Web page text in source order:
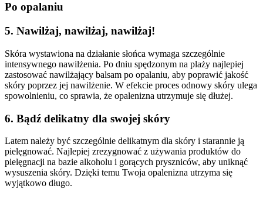
Po opalaniu
5. Nawilżaj, nawilżaj, nawilżaj!
Skóra wystawiona na działanie słońca wymaga szczególnie
intensywnego nawilżenia. Po dniu spędzonym na plaży najlepiej
zastosować nawilżający balsam po opalaniu, aby poprawić jakość
skóry poprzez jej nawilżenie. W efekcie proces odnowy skóry ulega
spowolnieniu, co sprawia, że opalenizna utrzymuje się dłużej.
6. Bądź delikatny dla swojej skóry
Latem należy być szczególnie delikatnym dla skóry i starannie ją
pielęgnować. Najlepiej zrezygnować z używania produktów do
pielęgnacji na bazie alkoholu i gorących pryszniców, aby uniknąć
wysuszenia skóry. Dzięki temu Twoja opalenizna utrzyma się
wyjątkowo długo.